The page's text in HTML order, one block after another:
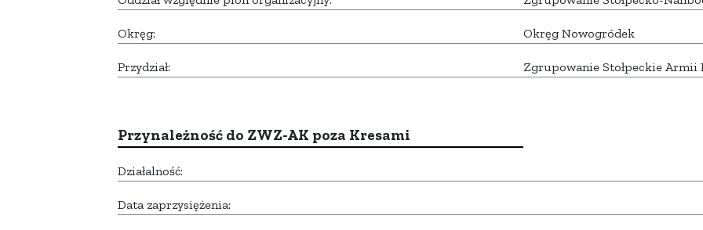
Okręg: Okręg Nowogródek
Przydział: Zgrupowanie Stołpeckie Armii
Przynależność do ZWZ-AK poza Kresami
Działalność:
Data zaprzysiężenia: